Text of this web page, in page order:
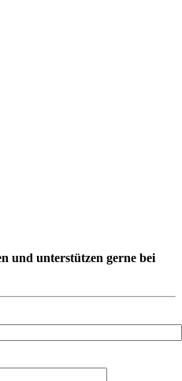
und unterstützen gerne bei